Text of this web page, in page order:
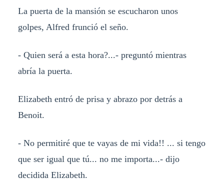
La puerta de la mansión se escucharon unos
golpes, Alfred frunció el seño.
- Quien será a esta hora?...- preguntó mientras
abría la puerta.
Elizabeth entró de prisa y abrazo por detrás a
Benoit.
- No permitiré que te vayas de mi vida!! ... si tengo
que ser igual que tú... no me importa...- dijo
decidida Elizabeth.